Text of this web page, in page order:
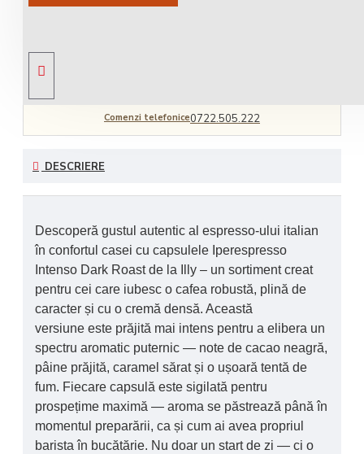
Comenzi telefonice0722.505.222
DESCRIERE
Descoperă gustul autentic al espresso-ului italian
în confortul casei cu capsulele Iperespresso
Intenso Dark Roast de la Illy – un sortiment creat
pentru cei care iubesc o cafea robustă, plină de
caracter și cu o cremă densă. Această
versiune este prăjită mai intens pentru a elibera un
spectru aromatic puternic — note de cacao neagră,
pâine prăjită, caramel sărat și o ușoară tentă de
fum. Fiecare capsulă este sigilată pentru
prospețime maximă — aroma se păstrează până în
momentul preparării, ca și cum ai avea propriul
barista în bucătărie. Nu doar un start de zi — ci o